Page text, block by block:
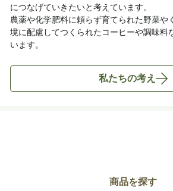
につなげていきたいと考えています。
農薬や化学肥料に頼らず育てられた野菜や
境に配慮してつくられたコーヒーや調味料
います。
私たちの考え
商品を探す